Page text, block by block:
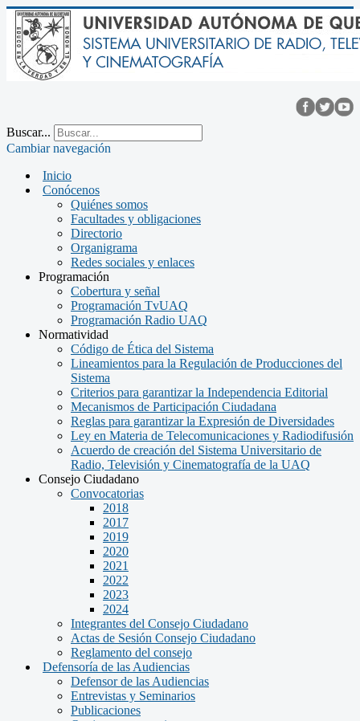
Buscar...
Cambiar navegación
Inicio
Conócenos
Quiénes somos
Facultades y obligaciones
Directorio
Organigrama
Redes sociales y enlaces
Programación
Cobertura y señal
Programación TvUAQ
Programación Radio UAQ
Normatividad
Código de Ética del Sistema
Lineamientos para la Regulación de Producciones del
Sistema
Criterios para garantizar la Independencia Editorial
Mecanismos de Participación Ciudadana
Reglas para garantizar la Expresión de Diversidades
Ley en Materia de Telecomunicaciones y Radiodifusión
Acuerdo de creación del Sistema Universitario de
Radio, Televisión y Cinematografía de la UAQ
Consejo Ciudadano
Convocatorias
2018
2017
2019
2020
2021
2022
2023
2024
Integrantes del Consejo Ciudadano
Actas de Sesión Consejo Ciudadano
Reglamento del consejo
Defensoría de las Audiencias
Defensor de las Audiencias
Entrevistas y Seminarios
Publicaciones